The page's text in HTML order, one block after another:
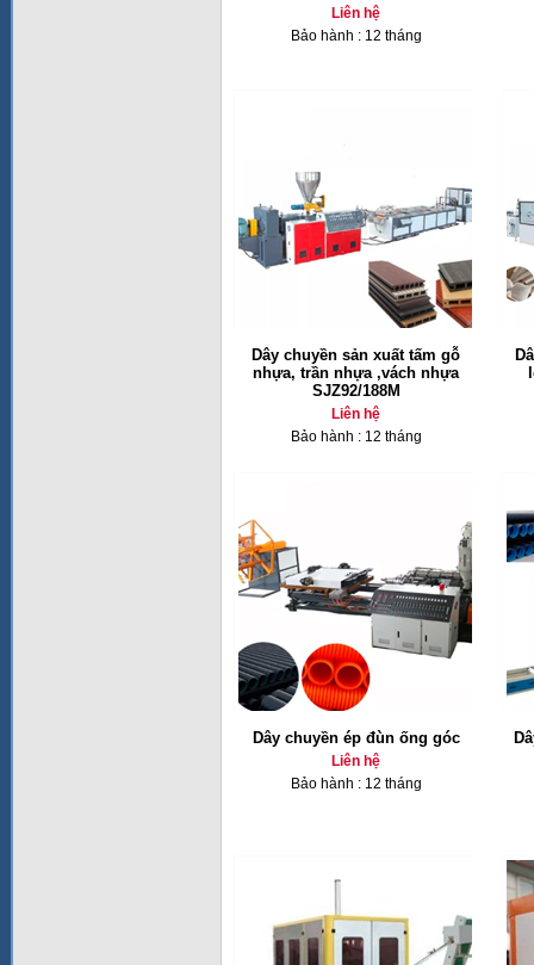
Liên hệ
Bảo hành : 12 tháng
Dây chuyền sản xuất tấm gỗ
nhựa, trần nhựa ,vách nhựa
SJZ92/188M
Liên hệ
Bảo hành : 12 tháng
Dây chuyền ép đùn ống góc
Liên hệ
Bảo hành : 12 tháng